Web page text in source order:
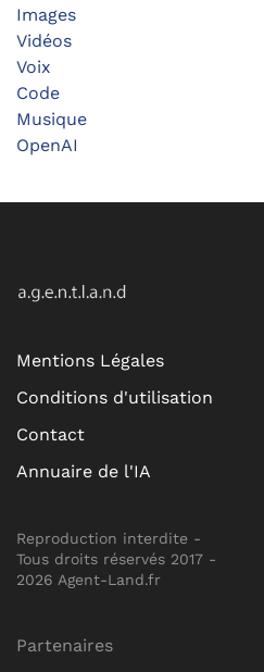
Images
Vidéos
Voix
Code
Musique
OpenAI
Mentions Légales
Conditions d'utilisation
Contact
Annuaire de l'IA
Reproduction interdite -
Tous droits réservés 2017 -
2026 Agent-Land.fr
Partenaires